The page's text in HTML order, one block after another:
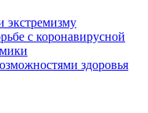
экстремизму
с коронавирусной
здоровья